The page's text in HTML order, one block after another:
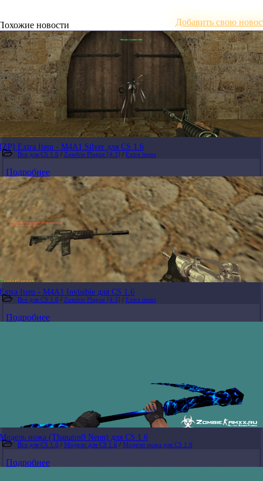
новости Добавить свою
[ZP] Extra Item - M4A1 Silver для CS 1.6
Все для CS 1.6 / Zombie Plague [4.3] / Extra items
Подробнее
Extra Item - M4A1 Invisible для CS 1.6
Все для CS 1.6 / Zombie Plague [4.3] / Extra items
Подробнее
Модель ножа (Thanatos9 Neon) для CS 1.6
Все для CS 1.6 / Модели для CS 1.6 / Модели ножа для CS 1.6
Подробнее